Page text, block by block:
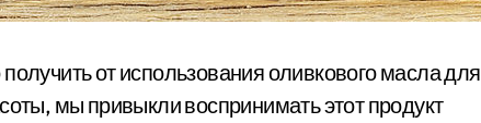
от использования оливкового масла для
мы привыкли воспринимать этот продукт